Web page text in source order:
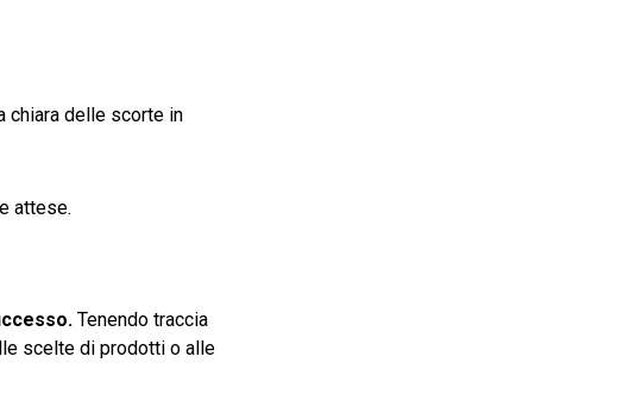
chiara delle scorte in
attese.
Tenendo traccia
scelte di prodotti o alle